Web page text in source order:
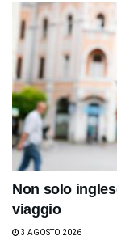
Non solo
viaggio
3 AGOSTO 2026